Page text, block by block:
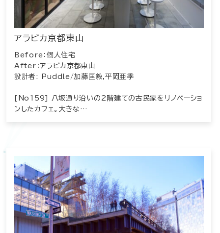
アラビカ京都東山
Before：個人住宅
After：アラビカ京都東山
設計者: Puddle/加藤匡毅,平岡亜季
[No159] 八坂通り沿いの2階建ての古民家をリノベーショ
ンしたカフェ。大きな…